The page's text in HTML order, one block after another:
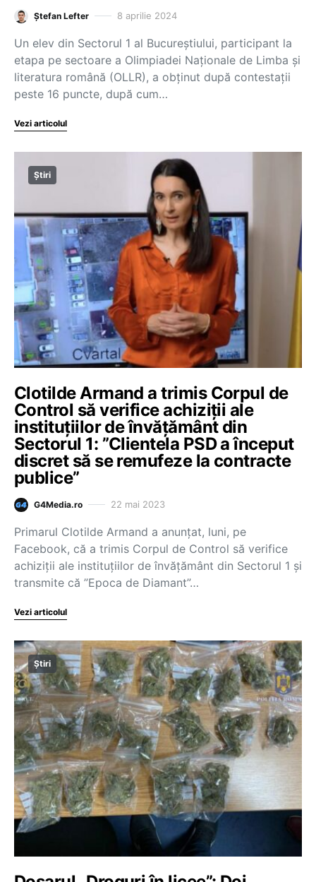
Ștefan Lefter 8 aprilie 2024
Un elev din Sectorul 1 al Bucureștiului, participant la
etapa pe sectoare a Olimpiadei Naționale de Limba și
literatura română (OLLR), a obținut după contestații
peste 16 puncte, după cum…
Vezi articolul
Știri
Clotilde Armand a trimis Corpul de
Control să verifice achiziții ale
instituțiilor de învățământ din
Sectorul 1: ”Clientela PSD a început
discret să se remufeze la contracte
publice”
G4Media.ro 22 mai 2023
Primarul Clotilde Armand a anunțat, luni, pe
Facebook, că a trimis Corpul de Control să verifice
achiziții ale instituțiilor de învățământ din Sectorul 1 și
transmite că ”Epoca de Diamant”…
Vezi articolul
Știri